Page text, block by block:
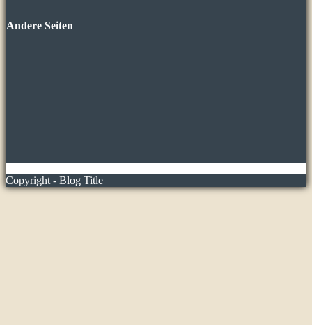
Andere Seiten
Copyright - Blog Title